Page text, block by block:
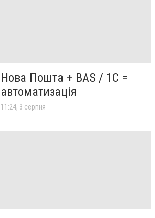
Нова Пошта + BAS / 1C =
автоматизація
11:24, 3 серпня